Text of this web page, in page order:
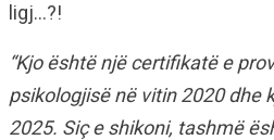
ligj…?!
“Kjo është një certifikatë e
psikologjisë në vitin 2020 dhe
2025. Siç e shikoni, tashmë